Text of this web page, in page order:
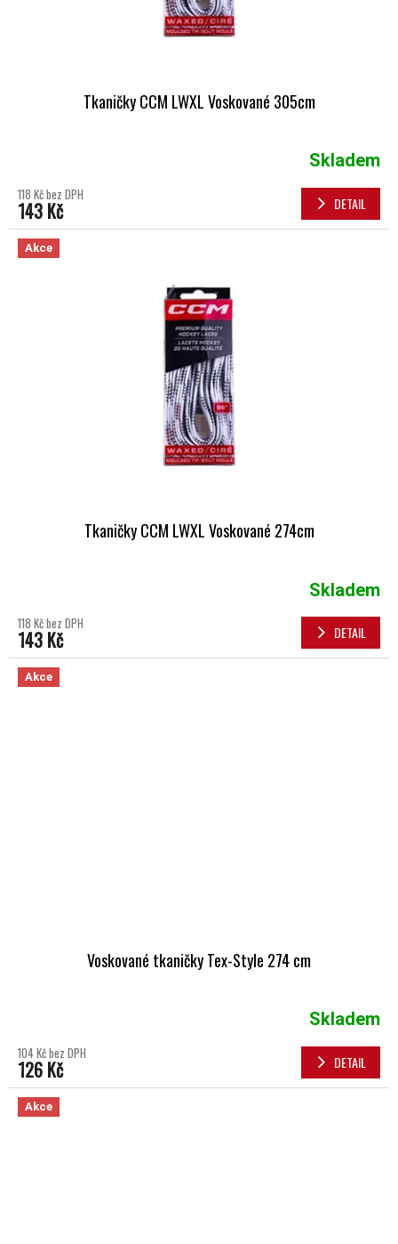
Tkaničky CCM LWXL Voskované 305cm
Skladem
118 Kč bez DPH
143 Kč DETAIL
Akce
Tkaničky CCM LWXL Voskované 274cm
Skladem
118 Kč bez DPH
143 Kč DETAIL
Akce
Voskované tkaničky Tex-Style 274 cm
Skladem
104 Kč bez DPH
126 Kč DETAIL
Akce